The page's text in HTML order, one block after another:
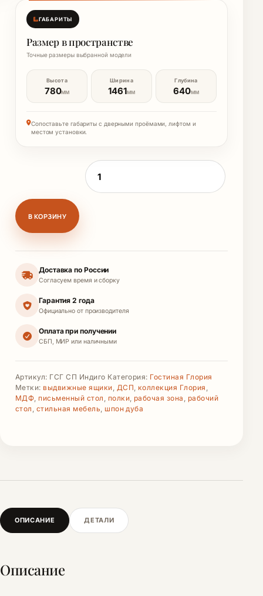
ГАБАРИТЫ
Размер в пространстве
Точные размеры выбранной модели
Высота
780ММ
Ширина
1461ММ
Глубина
640ММ
Сопоставьте габариты с дверными проёмами, лифтом и
местом установки.
Количество товара Стол письменный
В КОРЗИНУ
Доставка по России
Согласуем время и сборку
Гарантия 2 года
Официально от производителя
Оплата при получении
СБП, МИР или наличными
Артикул: ГСГ СП Индиго Категория: Гостиная Глория
Метки: выдвижные ящики, ДСП, коллекция Глория ,
МДФ, письменный стол , полки, рабочая зона , рабочий
стол , стильная мебель, шпон дуба
ОПИСАНИЕ ДЕТАЛИ
Описание